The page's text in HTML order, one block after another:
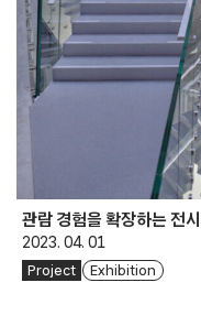
관람 경험을 확장하는 전
2023. 04. 01
Project Exhibition